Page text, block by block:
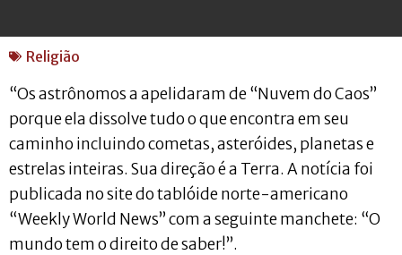
Religião
“Os astrônomos a apelidaram de “Nuvem do Caos”
porque ela dissolve tudo o que encontra em seu
caminho incluindo cometas, asteróides, planetas e
estrelas inteiras. Sua direção é a Terra. A notícia foi
publicada no site do tablóide norte-americano
“Weekly World News” com a seguinte manchete: “O
mundo tem o direito de saber!”.